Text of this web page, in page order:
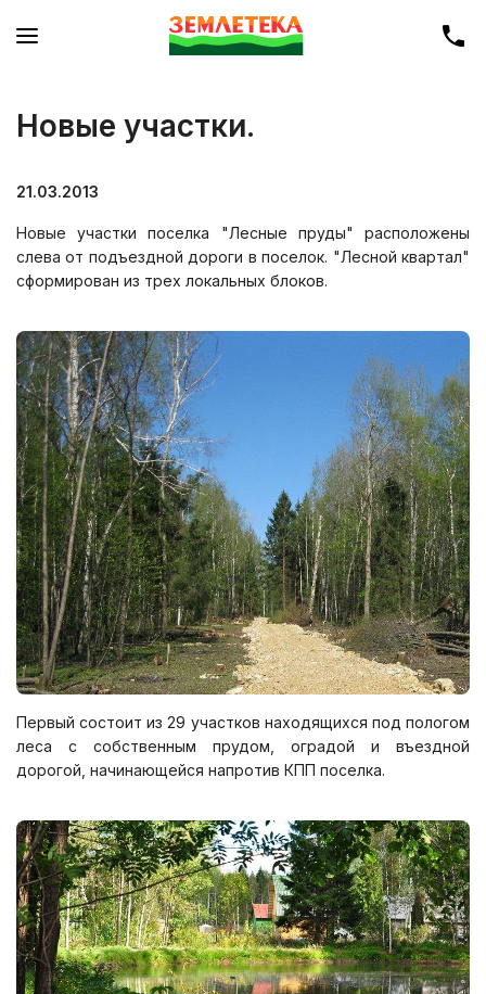
Новые участки.
21.03.2013
Новые участки поселка "Лесные пруды" расположены
слева от подъездной дороги в поселок. "Лесной квартал"
сформирован из трех локальных блоков.
Первый состоит из 29 участков находящихся под пологом
леса с собственным прудом, оградой и въездной
дорогой, начинающейся напротив КПП поселка.